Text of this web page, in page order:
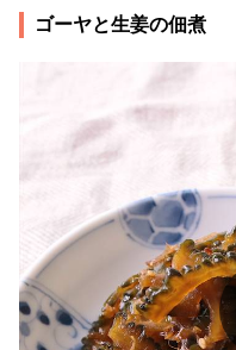
ゴーヤと生姜の佃煮